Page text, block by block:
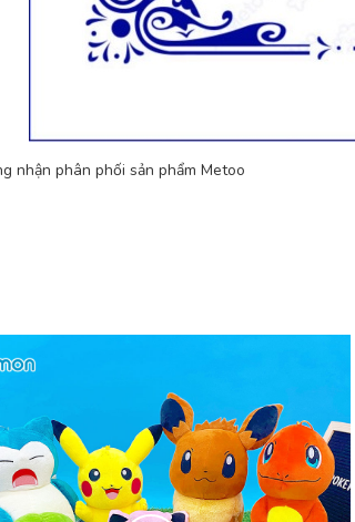
nhận phân phối sản phẩm Metoo